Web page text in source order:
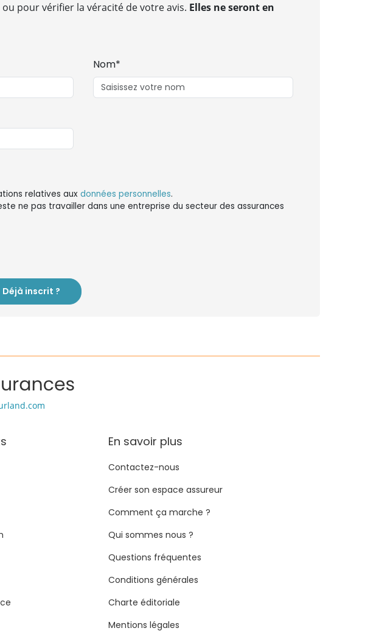
pour vérifier la véracité de votre avis. Elles ne seront en
Nom*
relatives aux données personnelles.
ne pas travailler dans une entreprise du secteur des assurances
Déjà inscrit ?
En savoir plus
Contactez-nous
Créer son espace assureur
Comment ça marche ?
Qui sommes nous ?
Questions fréquentes
Conditions générales
Charte éditoriale
Mentions légales